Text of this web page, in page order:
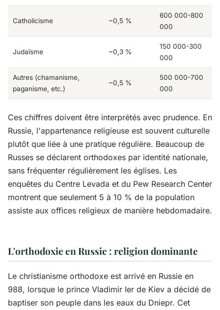
Catholicisme ~0,5 %
600 000-800
000
Judaïsme ~0,3 %
150 000-300
000
Autres (chamanisme,
paganisme, etc.)
~0,5 %
500 000-700
000
Ces chiffres doivent être interprétés avec prudence. En
Russie, l'appartenance religieuse est souvent culturelle
plutôt que liée à une pratique régulière. Beaucoup de
Russes se déclarent orthodoxes par identité nationale,
sans fréquenter régulièrement les églises. Les
enquêtes du Centre Levada et du Pew Research Center
montrent que seulement 5 à 10 % de la population
assiste aux offices religieux de manière hebdomadaire.
L'orthodoxie en Russie : religion dominante
Le christianisme orthodoxe est arrivé en Russie en
988, lorsque le prince Vladimir Ier de Kiev a décidé de
baptiser son peuple dans les eaux du Dniepr. Cet